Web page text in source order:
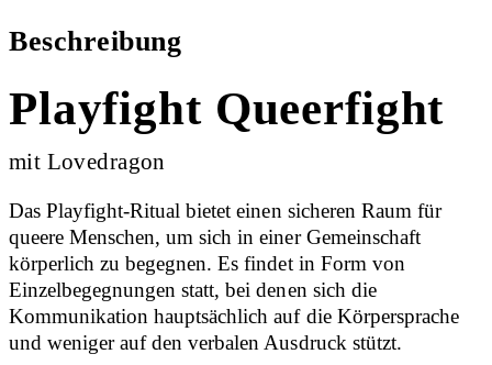
Beschreibung
Playfight Queerfight
mit Lovedragon
Das Playfight-Ritual bietet einen sicheren Raum für
queere Menschen, um sich in einer Gemeinschaft
körperlich zu begegnen. Es findet in Form von
Einzelbegegnungen statt, bei denen sich die
Kommunikation hauptsächlich auf die Körpersprache
und weniger auf den verbalen Ausdruck stützt.